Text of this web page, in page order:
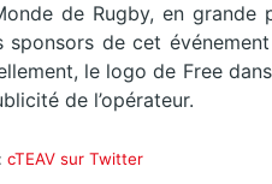
de Rugby, en grande
sponsors de cet
le logo de Free
de l’opérateur.
cTEAV sur Twitter